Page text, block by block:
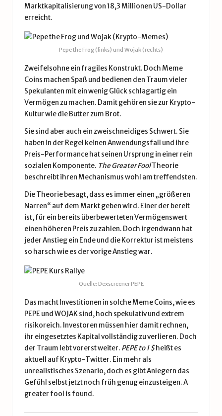
Marktkapitalisierung von 18,3 Millionen US-Dollar
erreicht.
Pepe the Frog (links) und Wojak (rechts)
Zweifelsohne ein fragiles Konstrukt. Doch Meme
Coins machen Spaß und bedienen den Traum vieler
Spekulanten mit ein wenig Glück schlagartig ein
Vermögen zu machen. Damit gehören sie zur Krypto-
Kultur wie die Butter zum Brot.
Sie sind aber auch ein zweischneidiges Schwert. Sie
haben in der Regel keinen Anwendungsfall und ihre
Preis-Performance hat seinen Ursprung in einer rein
sozialen Komponente. The Greater FoolTheorie
beschreibt ihren Mechanismus wohl am treffendsten.
Die Theorie besagt, dass es immer einen „größeren
Narren“ auf dem Markt geben wird. Einer der bereit
ist, für ein bereits überbewerteten Vermögenswert
einen höheren Preis zu zahlen. Doch irgendwann hat
jeder Anstieg ein Ende und die Korrektur ist meistens
so harsch wie es der vorige Anstieg war.
Quelle: DexscreenerPEPE
Das macht Investitionen in solche Meme Coins, wie es
PEPE und WOJAK sind, hoch spekulativ und extrem
risikoreich. Investoren müssen hier damit rechnen,
ihr eingesetztes Kapital vollständig zu verlieren. Doch
der Traum lebt vorerst weiter. PEPE to 1 $heißt es
aktuell auf Krypto-Twitter. Ein mehr als
unrealistisches Szenario, doch es gibt Anlegern das
Gefühl selbst jetzt noch früh genug einzusteigen. A
greater fool is found.